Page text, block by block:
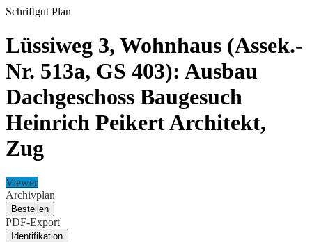
Schriftgut Plan
Lüssiweg 3, Wohnhaus (Assek.-
Nr. 513a, GS 403): Ausbau
Dachgeschoss Baugesuch
Heinrich Peikert Architekt,
Zug
Viewer
Archivplan
Bestellen
PDF-Export
Identifikation